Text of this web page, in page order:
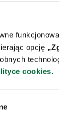
opcję
cookies.